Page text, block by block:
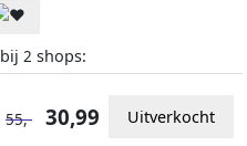
bij 2 shops:
55,- 30,99 Uitverkocht